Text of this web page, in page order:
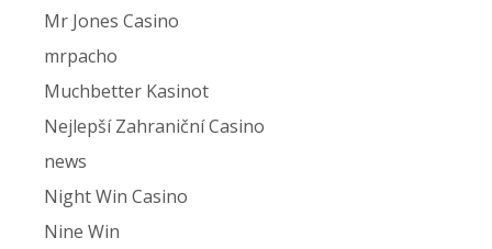
Mr Jones Casino
mrpacho
Muchbetter Kasinot
Nejlepší Zahraniční Casino
news
Night Win Casino
Nine Win